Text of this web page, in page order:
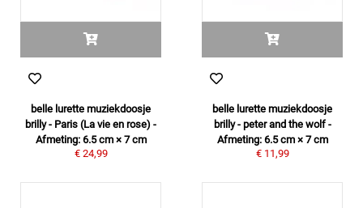
belle lurette muziekdoosje
brilly - Paris (La vie en rose) -
Afmeting: 6.5 cm × 7 cm
€ 24,99
belle lurette muziekdoosje
brilly - peter and the wolf -
Afmeting: 6.5 cm × 7 cm
€ 11,99